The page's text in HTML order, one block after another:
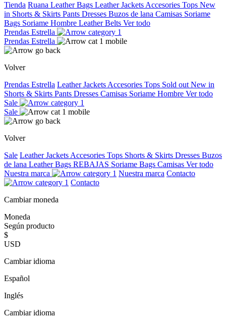
Tienda Ruana Leather Bags Leather Jackets Accesories Tops New
in Shorts & Skirts Pants Dresses Buzos de lana Camisas Soriame
Bags Soriame Hombre Leather Belts Ver todo
Prendas Estrella
Prendas Estrella
Volver
Prendas Estrella Leather Jackets Accesories Tops Sold out New in
Shorts & Skirts Pants Dresses Camisas Soriame Hombre Ver todo
Sale
Sale
Volver
Sale Leather Jackets Accesories Tops Shorts & Skirts Dresses Buzos
de lana Leather Bags REBAJAS Soriame Bags Camisas Ver todo
Nuestra marca
Nuestra marca Contacto
Contacto
Cambiar moneda
Moneda
Según producto
$
USD
Cambiar idioma
Español
Inglés
Cambiar idioma